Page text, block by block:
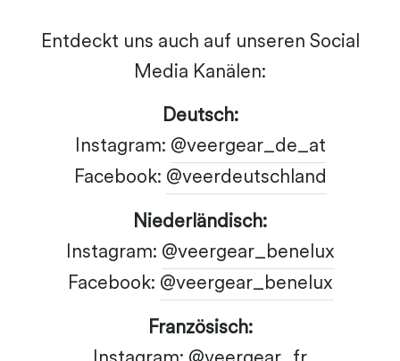
Entdeckt uns auch auf unseren Social
Media Kanälen:
Deutsch:
Instagram: @veergear_de_at
Facebook: @veerdeutschland
Niederländisch:
Instagram: @veergear_benelux
Facebook: @veergear_benelux
Französisch: